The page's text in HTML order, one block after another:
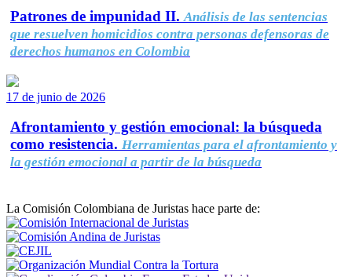
Patrones de impunidad II. Análisis de las sentencias
que resuelven homicidios contra personas defensoras de
derechos humanos en Colombia
17 de junio de 2026
Afrontamiento y gestión emocional: la búsqueda
como resistencia. Herramientas para el afrontamiento y
la gestión emocional a partir de la búsqueda
La Comisión Colombiana de Juristas hace parte de: